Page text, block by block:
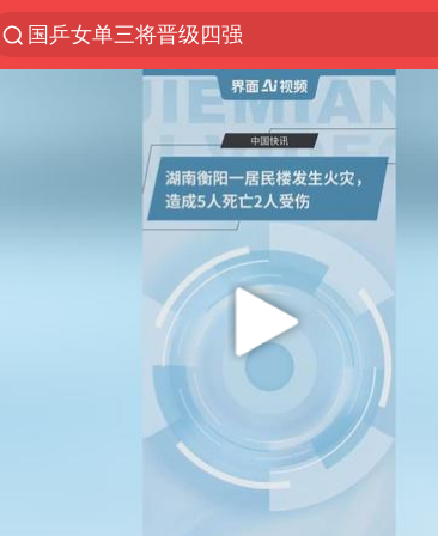
光影经济撬动暑期消费新蓝海
浙江上海等地有大雨或暴雨
新疆优化调整景区内自驾服务费
“新疆的交警怎么个个像我妈”
上四休三，但降薪1000元，你接受吗？
情侣平潭拍日出坠崖1死1伤
西湖突现狂风暴雨 游客瞬间被浇透
白海豚将正面袭击贯穿浙江
《欢迎来龙餐馆》口碑
微信又有新功能，你可以“撤回”你的撤回了！
郑丽文：台湾从来没有“独立”过